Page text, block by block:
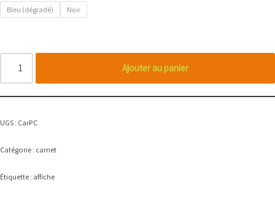
Bleu (dégradé) Noir
Ajouter au panier
UGS : CarPC
Catégorie : carnet
Étiquette : affiche